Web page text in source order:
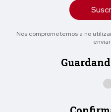
Nos comprometemos a no